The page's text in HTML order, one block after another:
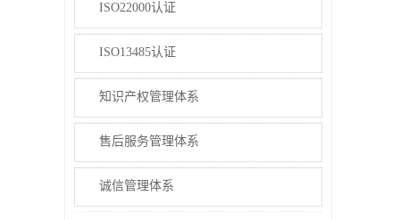
ISO22000认证
ISO13485认证
知识产权管理体系
售后服务管理体系
诚信管理体系